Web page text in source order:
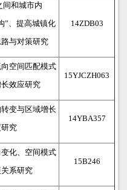
间和城市内
”、提高城镇化
与对策研究
14ZDB03
空间匹配模式
效应研究
15YJCZH063
变与区域增长
究
14YBA357
化、空间模式
系研究
15B246